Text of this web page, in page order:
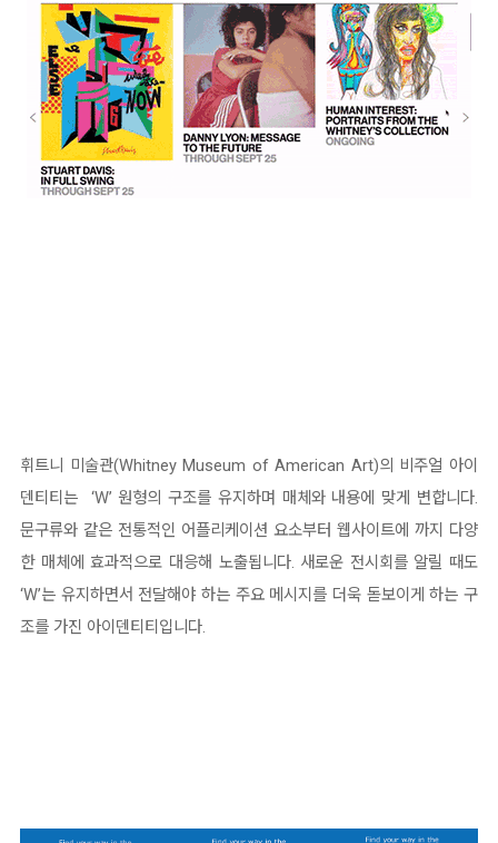
휘트니 미술관(Whitney Museum of American Art)의 비주얼 아이
덴티티는 ‘W’ 원형의 구조를 유지하며 매체와 내용에 맞게 변합니다.
문구류와 같은 전통적인 어플리케이션 요소부터 웹사이트에 까지 다양
한 매체에 효과적으로 대응해 노출됩니다. 새로운 전시회를 알릴 때도
‘W’는 유지하면서 전달해야 하는 주요 메시지를 더욱 돋보이게 하는 구
조를 가진 아이덴티티입니다.